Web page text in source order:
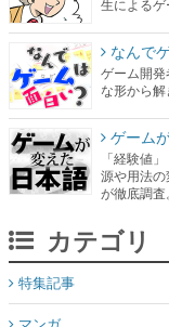
な形から解
ゲーム
「経験値
源や用法
カテゴリ
マンガ
女性向け